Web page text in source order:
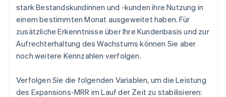
stark Bestandskundinnen und -kunden ihre Nutzung in
einem bestimmten Monat ausgeweitet haben. Für
zusätzliche Erkenntnisse über Ihre Kundenbasis und zur
Aufrechterhaltung des Wachstums können Sie aber
noch weitere Kennzahlen verfolgen.
Verfolgen Sie die folgenden Variablen, um die Leistung
des Expansions-MRR im Lauf der Zeit zu stabilisieren: